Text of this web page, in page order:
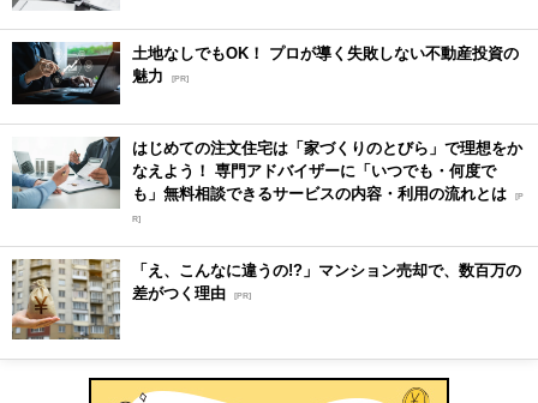
土地なしでもOK！ プロが導く失敗しない不動産投資の
魅力
[PR]
はじめての注文住宅は「家づくりのとびら」で理想をか
なえよう！ 専門アドバイザーに「いつでも・何度で
も」無料相談できるサービスの内容・利用の流れとは [P
R]
「え、こんなに違うの!?」マンション売却で、数百万の
差がつく理由 [PR]